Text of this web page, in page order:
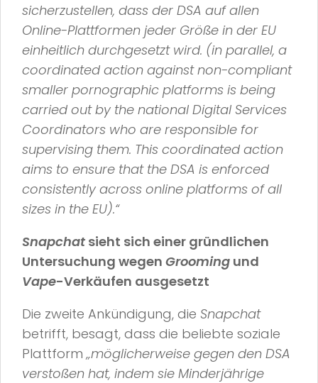
sicherzustellen, dass der DSA auf allen
Online-Plattformen jeder Größe in der EU
einheitlich durchgesetzt wird. (in parallel, a
coordinated action against non-compliant
smaller pornographic platforms is being
carried out by the national Digital Services
Coordinators who are responsible for
supervising them. This coordinated action
aims to ensure that the DSA is enforced
consistently across online platforms of all
sizes in the EU).“
Snapchat sieht sich einer gründlichen
Untersuchung wegen Grooming und
Vape-Verkäufen ausgesetzt
Die zweite Ankündigung, die Snapchat
betrifft, besagt, dass die beliebte soziale
Plattform „möglicherweise gegen den DSA
verstoßen hat, indem sie Minderjährige